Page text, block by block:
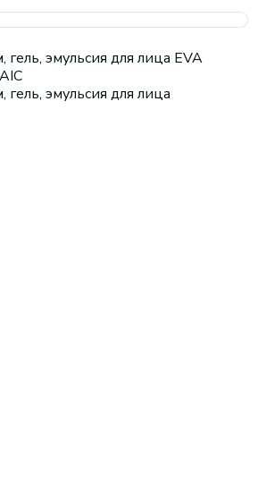
гель, эмульсия для лица EVA
гель, эмульсия для лица